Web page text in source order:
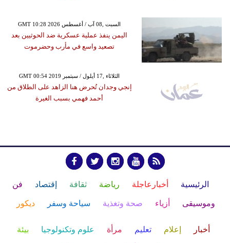
GMT 10:28 2026 السبت ,08 آب / أغسطس
اليمن ينفذ عملية عسكرية ضد الحوثيين بعد
تصعيد واسع في مأرب وحضرموت
GMT 00:54 2019 الثلاثاء ,17 أيلول / سبتمبر
إنجي وجدان تُحرض هنا الزاهد على الطلاق من
أحمد فهمي بسبب الغيرة
الرئيسية أخبارعاجلة رياضة ثقافة إقتصاد فن
وموسيقى أزياء صحة وتغذية سياحة وسفر ديكور
أخبار إعلام تعليم مرأة علوم وتكنولوجيا بيئة